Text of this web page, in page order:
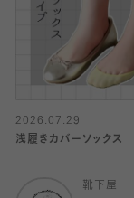
2026.07.29
浅履きカバーソックス
靴下屋